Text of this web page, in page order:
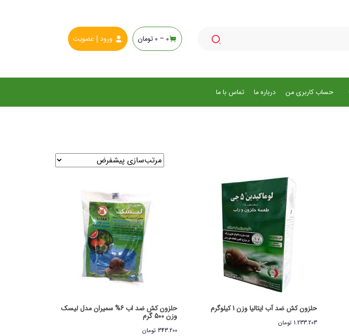
0 –
0 تومان ورود عضویت
حساب کاربری من درباره ما تماس با ما
حلزون کش ضد آب ایتالیا وزن 1 کیلوگرم
1.233.203 تومان
حلزون کش ضد اب 6% سمیران مدل لیسک
وزن 500 گرم
343.200 تومان